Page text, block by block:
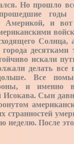
Но прошло
годы
и вот
искали
делать
Все
и именно
Исокава. Сын
странностей
неделю. После